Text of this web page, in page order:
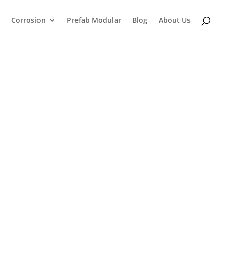
Corrosion Prefab Modular Blog About Us